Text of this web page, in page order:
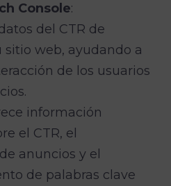
Console:
del CTR de
sitio web, ayudando a
de los usuarios
información
el CTR, el
anuncios y el
de palabras clave